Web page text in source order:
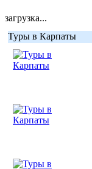
загрузка...
Туры в Карпаты